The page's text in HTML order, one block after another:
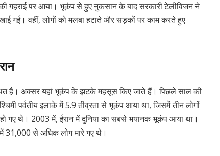
गहराई पर आया। भूकंप से हुए नुकसान के बाद सरकारी टेलीविजन ने
गईं। वहीं, लोगों को मलबा हटाते और सड़कों पर काम करते हुए
है। अक्सर यहां भूकंप के झटके महसूस किए जाते हैं। पिछले साल की
पर्वतीय इलाके में 5.9 तीव्रता से भूकंप आया था, जिसमें तीन लोगों
गए थे। 2003 में, ईरान में दुनिया का सबसे भयानक भूकंप आया था।
में 31,000 से अधिक लोग मारे गए थे।